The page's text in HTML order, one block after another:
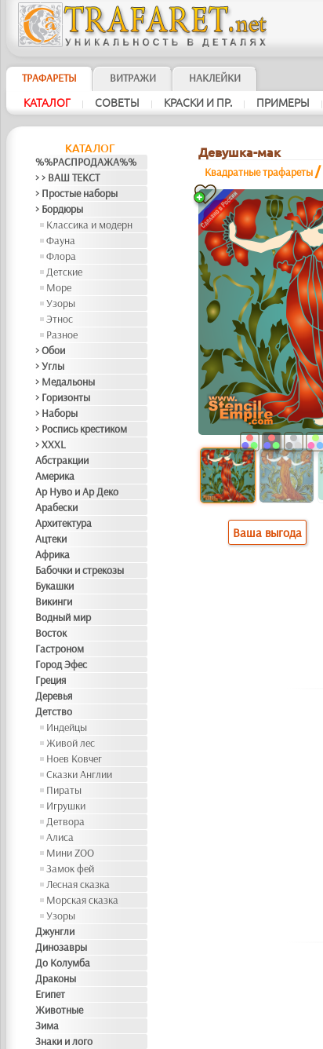
ТРАФАРЕТЫ ВИТРАЖИ НАКЛЕЙКИ
КАТАЛОГ | СОВЕТЫ | КРАСКИ И ПР. | ПРИМЕРЫ |
КАТАЛОГ
%%РАСПРОДАЖА%%
> > ВАШ ТЕКСТ
> Простые наборы
> Бордюры
Классика и модерн
Фауна
Флора
Детские
Море
Узоры
Этнос
Разное
> Обои
> Углы
> Медальоны
> Горизонты
> Наборы
> Роспись крестиком
> XXXL
Абстракции
Америка
Ар Нуво и Ар Деко
Арабески
Архитектура
Ацтеки
Африка
Бабочки и стрекозы
Букашки
Викинги
Водный мир
Восток
Гастроном
Город Эфес
Греция
Деревья
Детство
Индейцы
Живой лес
Ноев Ковчег
Сказки Англии
Пираты
Игрушки
Детвора
Алиса
Мини ZOO
Замок фей
Лесная сказка
Морская сказка
Узоры
Джунгли
Динозавры
До Колумба
Драконы
Египет
Животные
Зима
Знаки и лого
Девушка-мак
Квадратные трафареты /
Ваша выгода